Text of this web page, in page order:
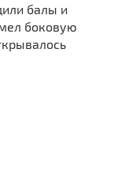
балы и
боковую